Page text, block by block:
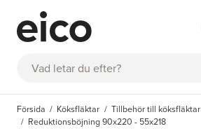
Sök
Försida Köksfläktar Tillbehör till köksfläktar
Reduktionsböjning 90x220 - 55x218